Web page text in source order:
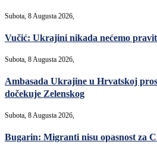
Subota, 8 Augusta 2026,
Vučić: Ukrajini nikada nećemo
Subota, 8 Augusta 2026,
Ambasada Ukrajine u Hrvatskoj
dočekuje Zelenskog
Subota, 8 Augusta 2026,
Bugarin: Migranti nisu opasnost za